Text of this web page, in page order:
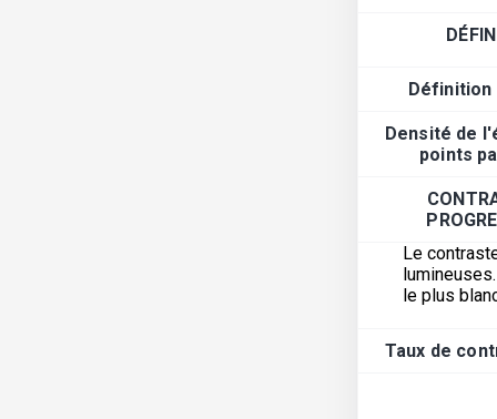
Densité de
points
Le
le plus
Taux de